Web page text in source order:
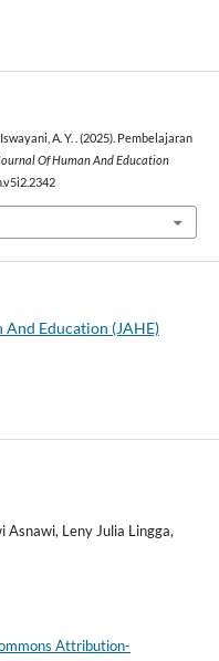
Iswayani, A. Y. . (2025). Pembelajaran
Of Human And Education
And Education (JAHE)
Leny Julia Lingga,
Attribution-